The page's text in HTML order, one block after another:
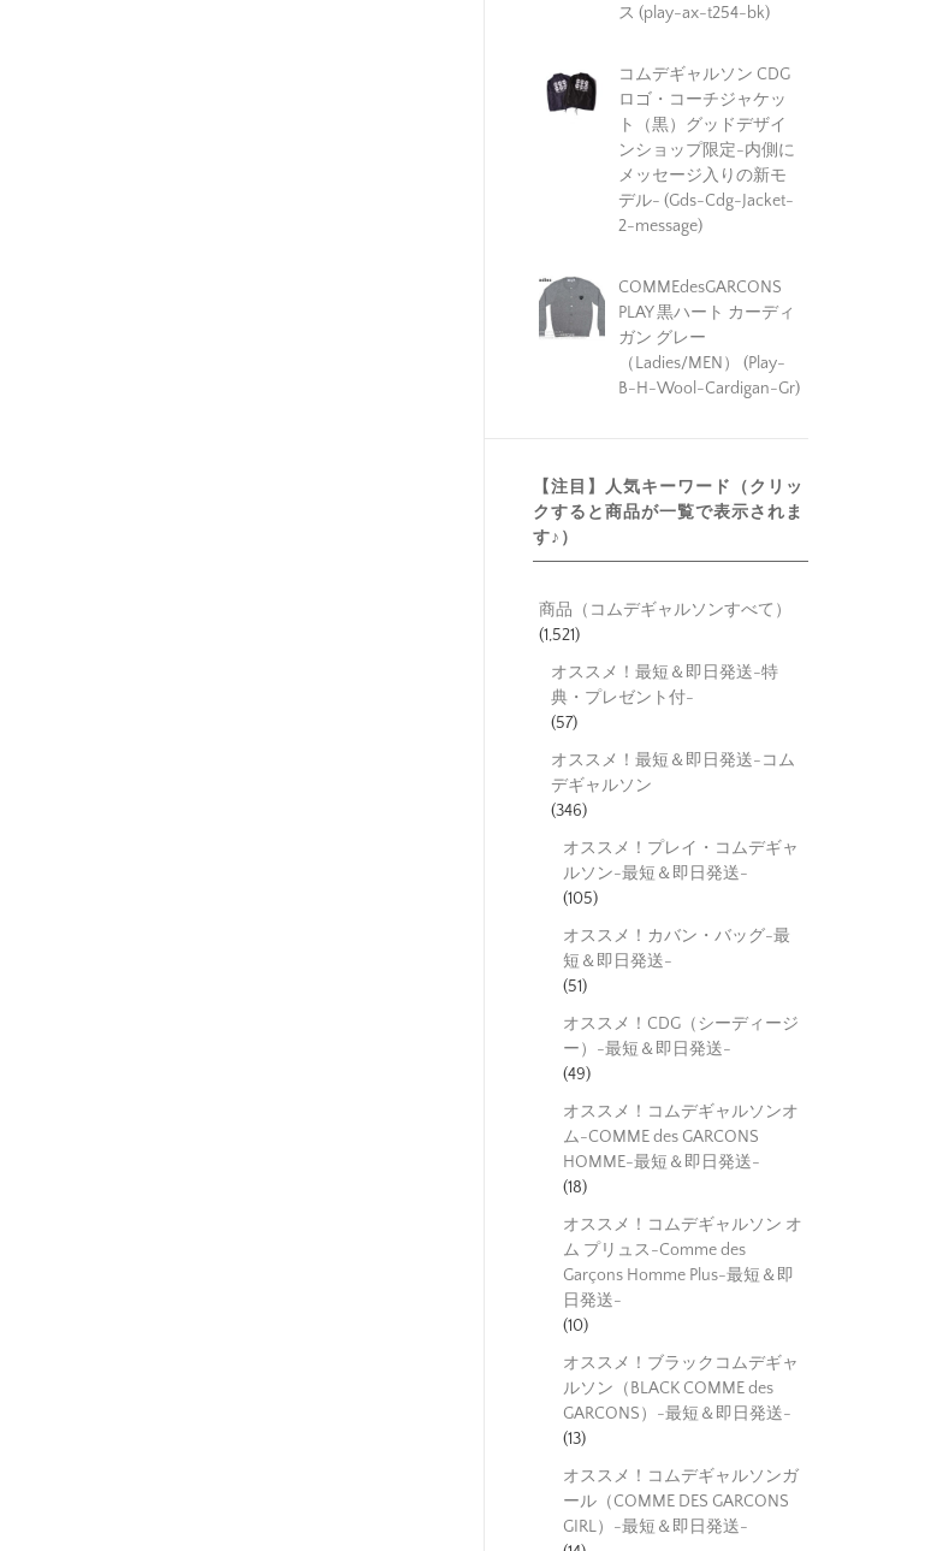
ス (play-ax-t254-bk)
コムデギャルソン CDG
ロゴ・コーチジャケッ
ト（黒）グッドデザイ
ンショップ限定-内側に
メッセージ入りの新モ
デル- (Gds-Cdg-Jacket-
2-message)
COMMEdesGARCONS
PLAY 黒ハート カーディ
ガン グレー
（Ladies/MEN） (Play-
B-H-Wool-Cardigan-Gr)
【注目】人気キーワード（クリッ
クすると商品が一覧で表示されま
す♪）
商品（コムデギャルソンすべて）
(1,521)
オススメ！最短＆即日発送-特
典・プレゼント付-
(57)
オススメ！最短＆即日発送-コム
デギャルソン
(346)
オススメ！プレイ・コムデギャ
ルソン-最短＆即日発送-
(105)
オススメ！カバン・バッグ-最
短＆即日発送-
(51)
オススメ！CDG（シーディージ
ー）-最短＆即日発送-
(49)
オススメ！コムデギャルソンオ
ム-COMME des GARCONS
HOMME-最短＆即日発送-
(18)
オススメ！コムデギャルソン オ
ム プリュス-Comme des
Garçons Homme Plus-最短＆即
日発送-
(10)
オススメ！ブラックコムデギャ
ルソン（BLACK COMME des
GARCONS）-最短＆即日発送-
(13)
オススメ！コムデギャルソンガ
ール（COMME DES GARCONS
GIRL）-最短＆即日発送-